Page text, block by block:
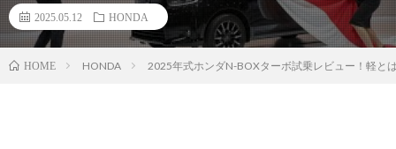
2025.05.12 HONDA
HOME HONDA 2025年式ホンダN-BOXターボ試乗レビュー！軽と